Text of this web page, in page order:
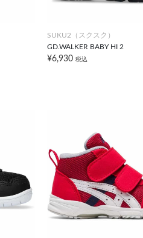
SUKU2（スクスク）
GD.WALKER BABY HI 2
¥6,930 税込